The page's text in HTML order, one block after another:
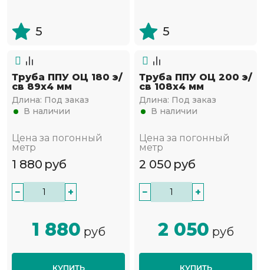
5 5
Труба ППУ ОЦ 180 э/
св 89х4 мм
Длина: Под заказ
В наличии
Цена за погонный
метр
1 880 руб
− +
1 880 руб
КУПИТЬ
Труба ППУ ОЦ 200 э/
св 108х4 мм
Длина: Под заказ
В наличии
Цена за погонный
метр
2 050 руб
− +
2 050 руб
КУПИТЬ